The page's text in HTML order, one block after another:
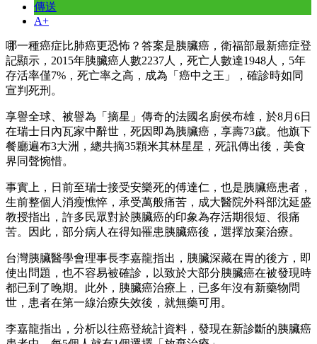
傳送
A+
哪一種癌症比肺癌更恐怖？答案是胰臟癌，衛福部最新癌症登
記顯示，2015年胰臟癌人數2237人，死亡人數達1948人，5年
存活率僅7%，死亡率之高，成為「癌中之王」，確診時如同
宣判死刑。
享譽全球、被譽為「摘星」傳奇的法國名廚侯布雄，於8月6日
在瑞士日內瓦家中辭世，死因即為胰臟癌，享壽73歲。他旗下
餐廳遍布3大洲，總共摘35顆米其林星星，死訊傳出後，美食
界同聲惋惜。
事實上，日前至瑞士接受安樂死的傅達仁，也是胰臟癌患者，
生前整個人消瘦憔悴，承受萬般痛苦，成大醫院外科部沈延盛
教授指出，許多民眾對於胰臟癌的印象為存活期很短、很痛
苦。因此，部分病人在得知罹患胰臟癌後，選擇放棄治療。
台灣胰臟醫學會理事長李嘉龍指出，胰臟深藏在胃的後方，即
使出問題，也不容易被確診，以致於大部分胰臟癌在被發現時
都已到了晚期。此外，胰臟癌治療上，已多年沒有新藥物問
世，患者在第一線治療失效後，就無藥可用。
李嘉龍指出，分析以往癌登統計資料，發現在新診斷的胰臟癌